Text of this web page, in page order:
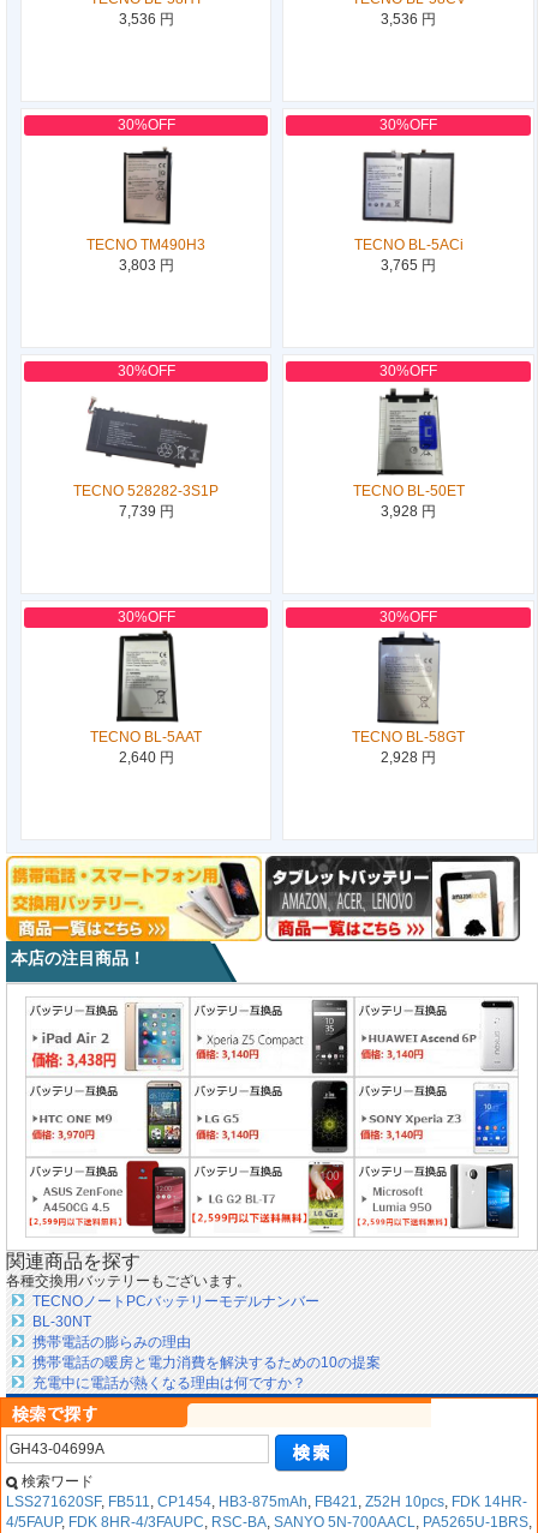
3,536 円
3,536 円
30%OFF
TECNO TM490H3
3,803 円
30%OFF
TECNO BL-5ACi
3,765 円
30%OFF
TECNO 528282-3S1P
7,739 円
30%OFF
TECNO BL-50ET
3,928 円
30%OFF
TECNO BL-5AAT
2,640 円
30%OFF
TECNO BL-58GT
2,928 円
本店の注目商品！
関連商品を探す
各種交換用バッテリーもございます。
TECNOノートPCバッテリーモデルナンバー
BL-30NT
携帯電話の膨らみの理由
携帯電話の暖房と電力消費を解決するための10の提案
充電中に電話が熱くなる理由は何ですか？
検索ワード
LSS271620SF, FB511, CP1454, HB3-875mAh, FB421, Z52H 10pcs, FDK 14HR-
4/5FAUP, FDK 8HR-4/3FAUPC, RSC-BA, SANYO 5N-700AACL, PA5265U-1BRS,